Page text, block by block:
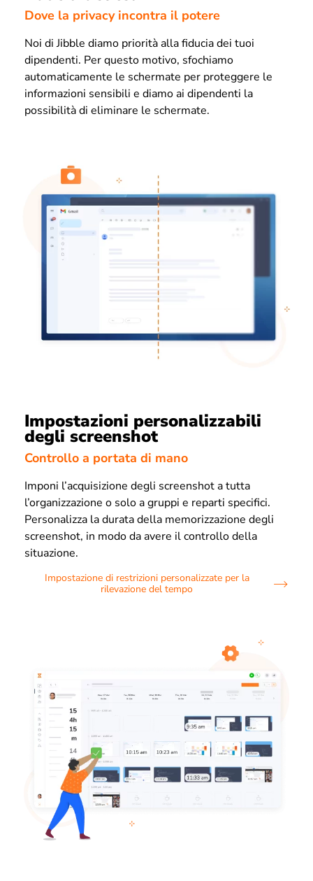
Dove la privacy incontra il potere
Noi di Jibble diamo priorità alla fiducia dei tuoi
dipendenti. Per questo motivo, sfochiamo
automaticamente le schermate per proteggere le
informazioni sensibili e diamo ai dipendenti la
possibilità di eliminare le schermate.
Impostazioni personalizzabili
degli screenshot
Controllo a portata di mano
Imponi l’acquisizione degli screenshot a tutta
l’organizzazione o solo a gruppi e reparti specifici.
Personalizza la durata della memorizzazione degli
screenshot, in modo da avere il controllo della
situazione.
Impostazione di restrizioni personalizzate per la
rilevazione del tempo